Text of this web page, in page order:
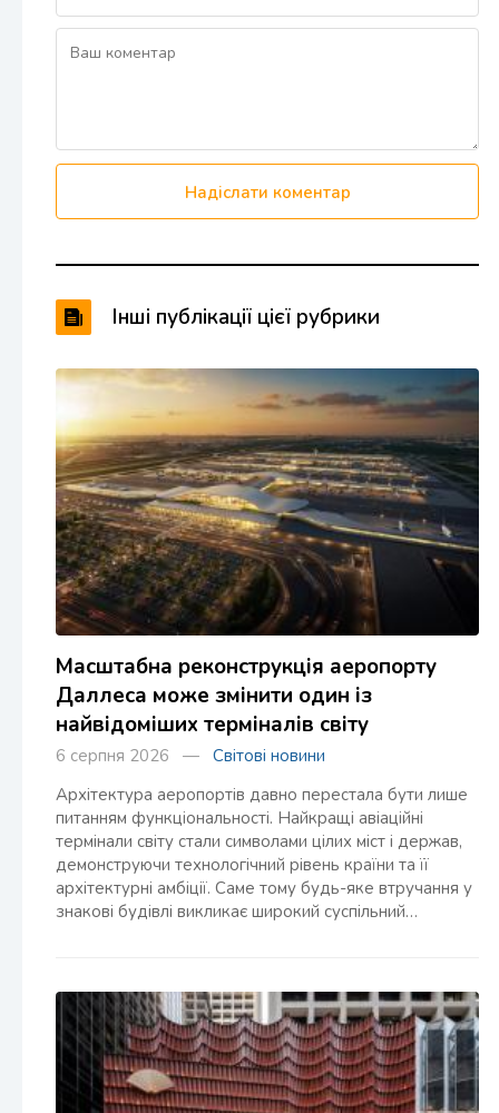
Надіслати коментар
Інші публікації цієї рубрики
Масштабна реконструкція аеропорту
Даллеса може змінити один із
найвідоміших терміналів світу
6 серпня 2026 — Світові новини
Архітектура аеропортів давно перестала бути лише
питанням функціональності. Найкращі авіаційні
термінали світу стали символами цілих міст і держав,
демонструючи технологічний рівень країни та її
архітектурні амбіції. Саме тому будь-яке втручання у
знакові будівлі викликає широкий суспільний…